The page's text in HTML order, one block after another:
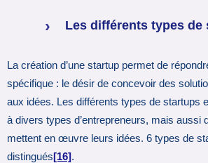
Les différents types de
La création d’une startup permet de
spécifique : le désir de concevoir des
aux idées. Les différents types de startups
à divers types d’entrepreneurs, mais aussi
mettent en œuvre leurs idées. 6 types de
distingués[16].